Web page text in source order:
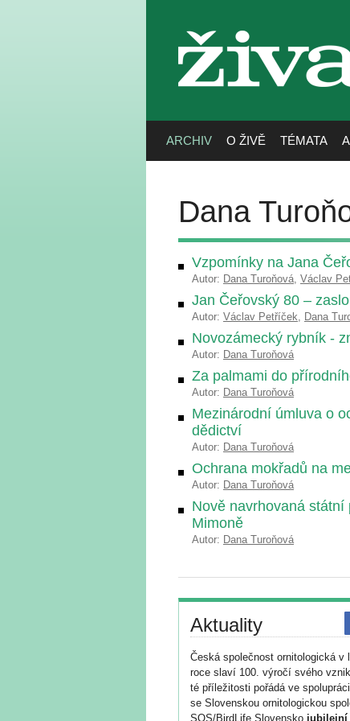
živa
ARCHIV O ŽIVĚ TÉMATA
Dana
Vzpomínky na Jana
Autor: Dana Turoňová, Václav
Jan Čeřovský 80 –
Autor: Václav Petříček, Dana
Novozámecký rybník -
Autor: Dana Turoňová
Za palmami do
Autor: Dana Turoňová
Mezinárodní úmluva o
dědictví
Autor: Dana Turoňová
Ochrana mokřadů na
Autor: Dana Turoňová
Nově navrhovaná
Mimoně
Autor: Dana Turoňová
Aktuality
Česká společnost ornitologická v
roce slaví 100. výročí svého
té příležitosti pořádá ve spolupráci
se Slovenskou ornitologickou
SOS/BirdLife Slovensko jubilejní